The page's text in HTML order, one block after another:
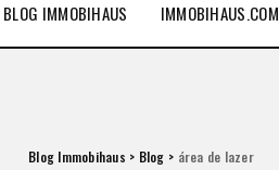
BLOG IMMOBIHAUS IMMOBIHAUS.COM
Blog Immobihaus > Blog > área de lazer